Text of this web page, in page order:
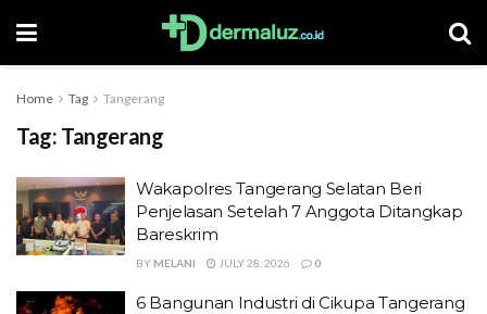
Home Tag Tangerang
Tag: Tangerang
Wakapolres Tangerang Selatan Beri
Penjelasan Setelah 7 Anggota Ditangkap
Bareskrim
BY MELANI JULY 28, 2026 0
6 Bangunan Industri di Cikupa Tangerang